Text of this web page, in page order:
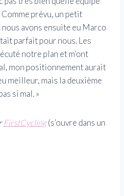
prévu, un petit
nous avons ensuite eu Marco
parfait pour nous. Les
notre plan et m’ont
mon positionnement aurait
meilleur, mais la deuxième
si mal. »
FirstCycling(s’ouvre dans un